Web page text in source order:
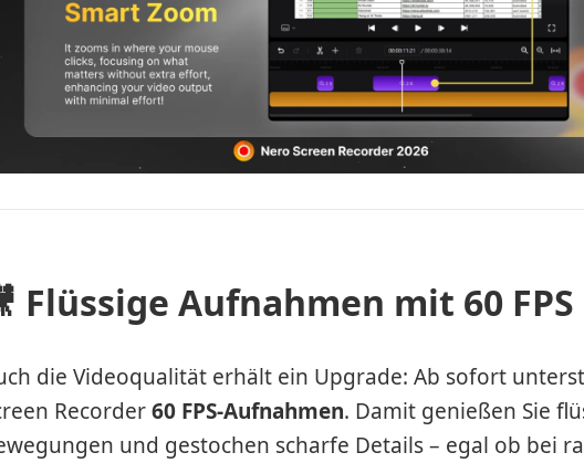
Flüssige Aufnahmen mit 60 FPS
die Videoqualität erhält ein Upgrade: Ab sofort
Recorder60 FPS-Aufnahmen. Damit genießen Sie
und gestochen scharfe Details – egal ob bei